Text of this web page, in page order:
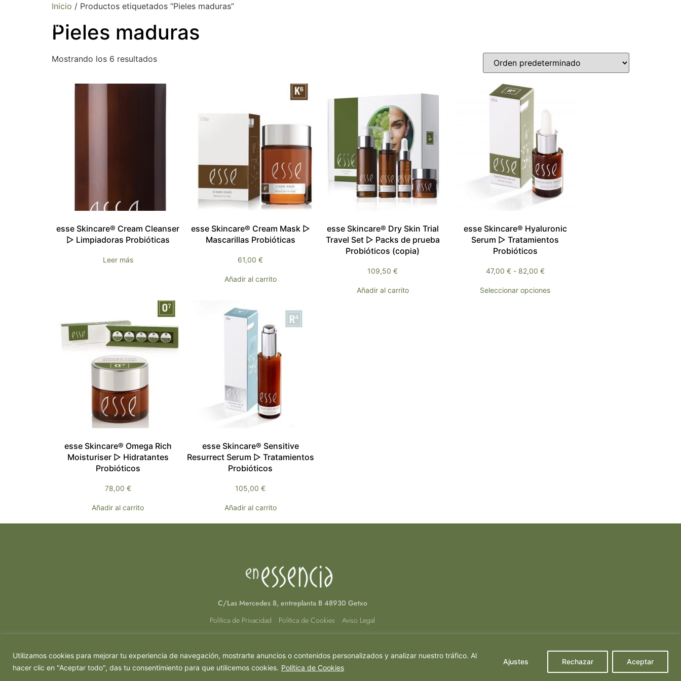
Utilizamos cookies para mejorar tu experiencia de navegación, mostrarte anuncios o contenidos personalizados y analizar nuestro tráfico. Al
hacer clic en "Aceptar todo", das tu consentimiento para que utilicemos cookies. Política de Cookies
Ajustes Rechazar Aceptar
Inicio / Productos etiquetados “Pieles maduras”
Pieles maduras
Mostrando los 6 resultados
esse Skincare® Cream Cleanser
▷ Limpiadoras Probióticas
Leer más
esse Skincare® Cream Mask ▷
Mascarillas Probióticas
61,00€
Añadir al carrito
esse Skincare® Dry Skin Trial
Travel Set ▷ Packs de prueba
Probióticos (copia)
109,50€
Añadir al carrito
esse Skincare® Hyaluronic
Serum ▷ Tratamientos
Probióticos
47,00 € - 82,00 €
Seleccionar opciones
esse Skincare® Omega Rich
Moisturiser ▷ Hidratantes
Probióticos
78,00 €
Añadir al carrito
esse Skincare® Sensitive
Resurrect Serum ▷ Tratamientos
Probióticos
105,00€
Añadir al carrito
C/Las Mercedes 8, entreplanta B 48930 Getxo
Política de Privacidad
Política de Cookies Aviso Legal